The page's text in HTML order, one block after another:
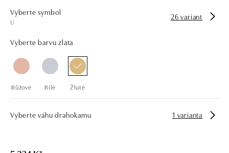
Vyberte symbol
U
26 variant
Vyberte barvu zlata
Růžové Bílé Žluté
Vyberte váhu drahokamu 1 varianta